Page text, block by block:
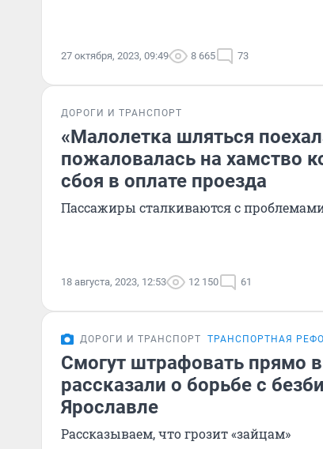
27 октября, 2023, 09:49 8 665 73
ДОРОГИ И ТРАНСПОРТ
«Малолетка шляться
пожаловалась на хамство
сбоя в оплате проезда
Пассажиры сталкиваются с
18 августа, 2023, 12:53 12 150 61
ДОРОГИ И ТРАНСПОРТ ТРАНСПОРТНАЯ
Смогут штрафовать прямо
рассказали о борьбе с
Ярославле
Рассказываем, что грозит «зайцам»